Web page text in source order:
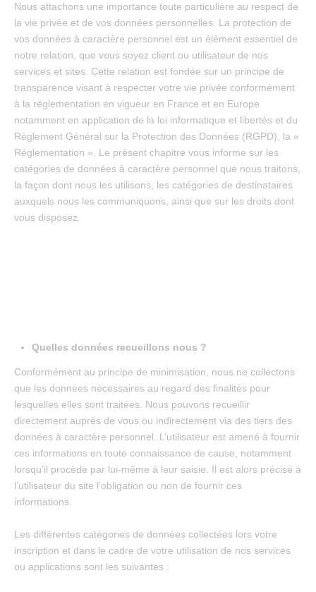
Nous attachons une importance toute particulière au respect de
la vie privée et de vos données personnelles. La protection de
vos données à caractère personnel est un élément essentiel de
notre relation, que vous soyez client ou utilisateur de nos
services et sites. Cette relation est fondée sur un principe de
transparence visant à respecter votre vie privée conformément
à la réglementation en vigueur en France et en Europe
notamment en application de la loi informatique et libertés et du
Règlement Général sur la Protection des Données (RGPD), la «
Réglementation ». Le présent chapitre vous informe sur les
catégories de données à caractère personnel que nous traitons,
la façon dont nous les utilisons, les catégories de destinataires
auxquels nous les communiquons, ainsi que sur les droits dont
vous disposez.
Quelles données recueillons nous ?
Conformément au principe de minimisation, nous ne collectons
que les données nécessaires au regard des finalités pour
lesquelles elles sont traitées. Nous pouvons recueillir
directement auprès de vous ou indirectement via des tiers des
données à caractère personnel. L’utilisateur est amené à fournir
ces informations en toute connaissance de cause, notamment
lorsqu’il procède par lui-même à leur saisie. Il est alors précisé à
l’utilisateur du site l’obligation ou non de fournir ces
informations.
Les différentes catégories de données collectées lors votre
inscription et dans le cadre de votre utilisation de nos services
ou applications sont les suivantes :